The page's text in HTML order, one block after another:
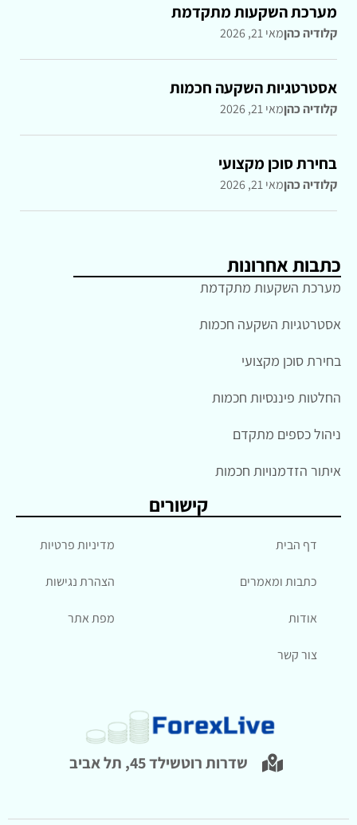
מערכת השקעות מתקדמת
קלודיה כהןמאי 21, 2026
אסטרטגיות השקעה חכמות
קלודיה כהןמאי 21, 2026
בחירת סוכן מקצועי
קלודיה כהןמאי 21, 2026
כתבות אחרונות
מערכת השקעות מתקדמת
אסטרטגיות השקעה חכמות
בחירת סוכן מקצועי
החלטות פיננסיות חכמות
ניהול כספים מתקדם
איתור הזדמנויות חכמות
קישורים
דף הבית
כתבות ומאמרים
אודות
צור קשר
מדיניות פרטיות
הצהרת נגישות
מפת אתר
שדרות רוטשילד 45, תל אביב